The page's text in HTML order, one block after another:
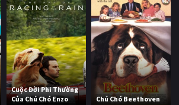
Cuộc Đời Phi Thường
Của Chú Chó Enzo
Chú Chó Beethoven